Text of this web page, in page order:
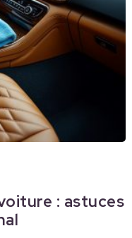
: astuces